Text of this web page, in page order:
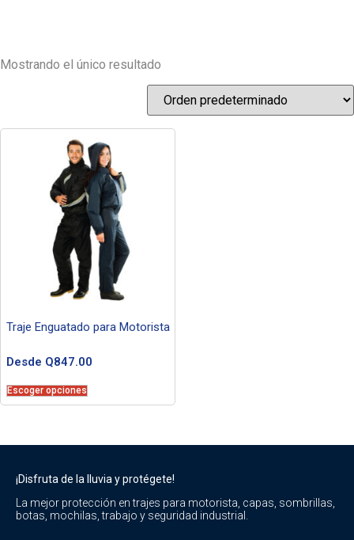
Mostrando el único resultado
Traje Enguatado para Motorista
Desde Q847.00
Escoger opciones
¡Disfruta de la lluvia y protégete!
La mejor protección en trajes para motorista, capas, sombrillas,
botas, mochilas, trabajo y seguridad industrial.